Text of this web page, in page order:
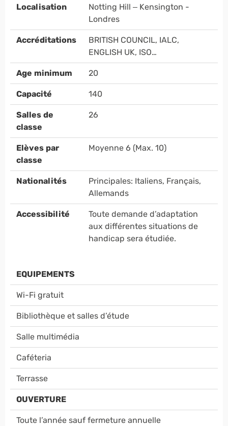
Localisation
Notting Hill – Kensington -
Londres
Accréditations
BRITISH COUNCIL, IALC,
ENGLISH UK, ISO…
Age minimum 20
Capacité 140
Salles de
classe
26
Elèves par
classe
Moyenne 6 (Max. 10)
Nationalités
Principales: Italiens, Français,
Allemands
Accessibilité
Toute demande d’adaptation
aux différentes situations de
handicap sera étudiée.
EQUIPEMENTS
Wi-Fi gratuit
Bibliothèque et salles d’étude
Salle multimédia
Caféteria
Terrasse
OUVERTURE
Toute l’année sauf fermeture annuelle